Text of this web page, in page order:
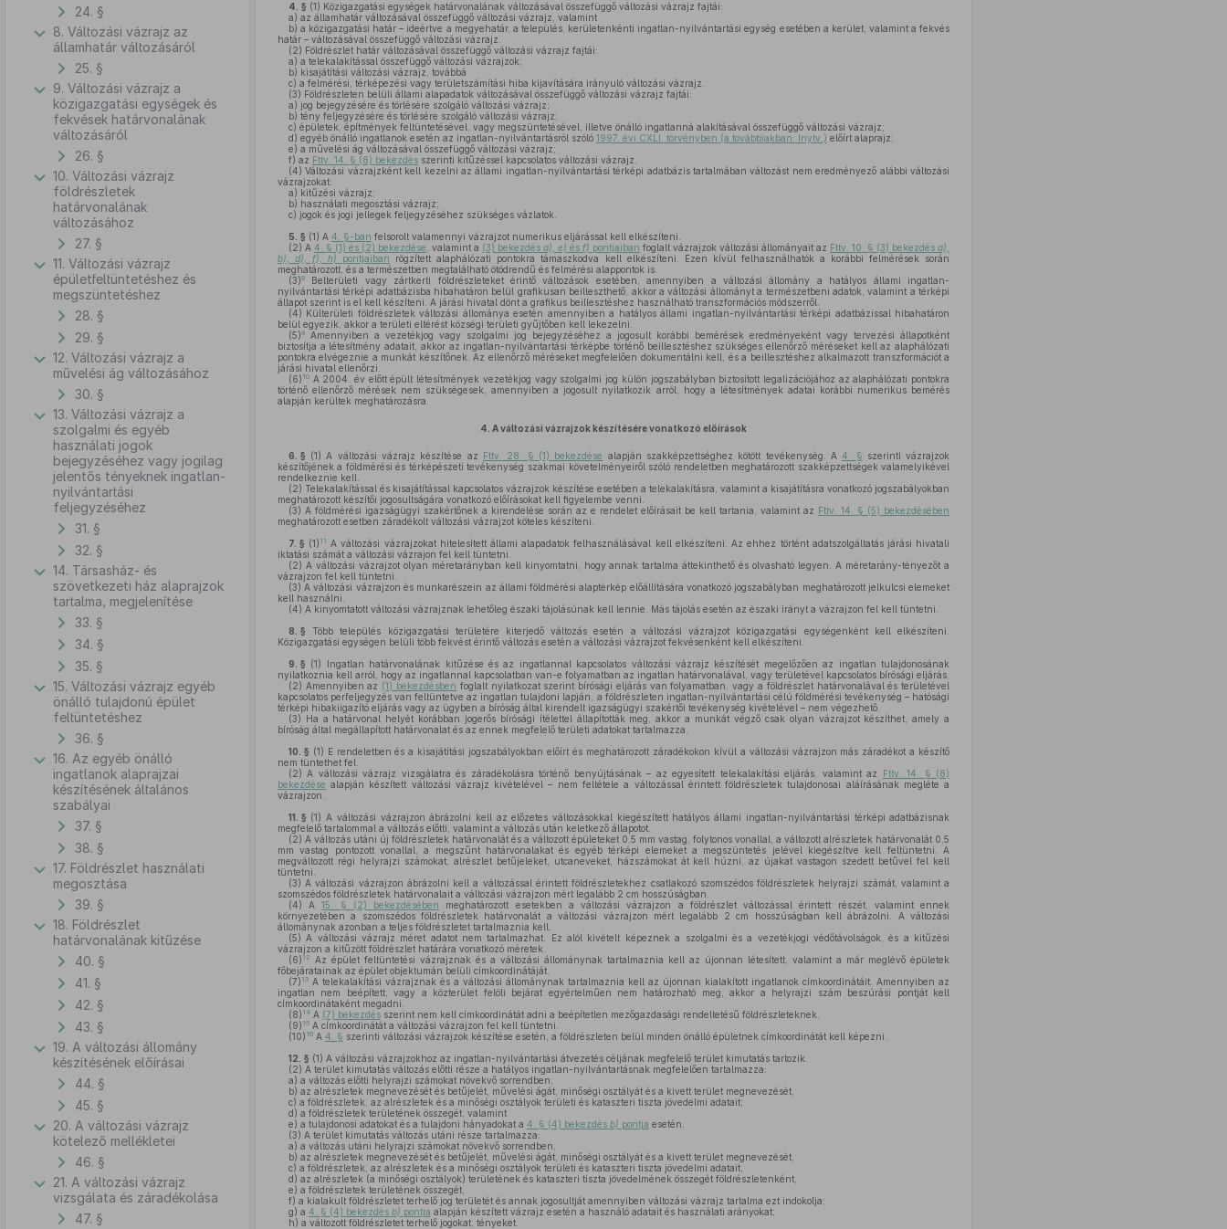
24. §
8. Változási vázrajz az
államhatár változásáról
25. §
9. Változási vázrajz a
közigazgatási egységek és
fekvések határvonalának
változásáról
26. §
10. Változási vázrajz
földrészletek
határvonalának
változásához
27. §
11. Változási vázrajz
épületfeltüntetéshez és
megszüntetéshez
28. §
29. §
12. Változási vázrajz a
művelési ág változásához
30. §
13. Változási vázrajz a
szolgalmi és egyéb
használati jogok
bejegyzéséhez vagy jogilag
jelentős tényeknek ingatlan-
nyilvántartási
feljegyzéséhez
31. §
32. §
14. Társasház- és
szövetkezeti ház alaprajzok
tartalma, megjelenítése
33. §
34. §
35. §
15. Változási vázrajz egyéb
önálló tulajdonú épület
feltüntetéshez
36. §
16. Az egyéb önálló
ingatlanok alaprajzai
készítésének általános
szabályai
37. §
38. §
17. Földrészlet használati
megosztása
39. §
18. Földrészlet
határvonalának kitűzése
40. §
41. §
42. §
43. §
19. A változási állomány
készítésének előírásai
44. §
45. §
20. A változási vázrajz
kötelező mellékletei
46. §
21. A változási vázrajz
vizsgálata és záradékolása
47. §
4. § (1) Közigazgatási egységek határvonalának változásával összefüggő változási vázrajz fajtái:
a) az államhatár változásával összefüggő változási vázrajz, valamint
b) a közigazgatási határ – ideértve a megyehatár, a település, kerületenkénti ingatlan-nyilvántartási egység esetében a kerület, valamint a fekvés
határ – változásával összefüggő változási vázrajz.
(2) Földrészlet határ változásával összefüggő változási vázrajz fajtái:
a) a telekalakítással összefüggő változási vázrajzok;
b) kisajátítási változási vázrajz, továbbá
c) a felmérési, térképezési vagy területszámítási hiba kijavítására irányuló változási vázrajz.
(3) Földrészleten belüli állami alapadatok változásával összefüggő változási vázrajz fajtái:
a) jog bejegyzésére és törlésére szolgáló változási vázrajz;
b) tény feljegyzésére és törlésére szolgáló változási vázrajz;
c) épületek, építmények feltüntetésével, vagy megszüntetésével, illetve önálló ingatlanná alakításával összefüggő változási vázrajz;
d) egyéb önálló ingatlanok esetén az ingatlan-nyilvántartásról szóló 1997. évi CXLI. törvényben (a továbbiakban: Inytv.) előírt alaprajz;
e) a művelési ág változásával összefüggő változási vázrajz;
f) az Fttv. 14. § (8) bekezdésszerinti kitűzéssel kapcsolatos változási vázrajz.
(4) Változási vázrajzként kell kezelni az állami ingatlan-nyilvántartási térképi adatbázis tartalmában változást nem eredményező alábbi változási
vázrajzokat:
a) kitűzési vázrajz;
b) használati megosztási vázrajz;
c) jogok és jogi jellegek feljegyzéséhez szükséges vázlatok.
5. § (1) A 4. §-ban felsorolt valamennyi vázrajzot numerikus eljárással kell elkészíteni.
(2) A 4. § (1) és (2) bekezdése , valamint a (3) bekezdés a), e) ésf) pontjaiban foglalt vázrajzok változási állományait az Fttv. 10. § (3) bekezdésa),
b), d), f), h) pontjaiban rögzített alaphálózati pontokra támaszkodva kell elkészíteni. Ezen kívül felhasználhatók a korábbi felmérések során
meghatározott, és a természetben megtalálható ötödrendű és felmérési alappontok is.
(3)8Belterületi vagy zártkerti földrészleteket érintő változások esetében, amennyiben a változási állomány a hatályos állami ingatlan-
nyilvántartási térképi adatbázisba hibahatáron belül grafikusan beilleszthető, akkor a változási állományt a természetbeni adatok, valamint a térképi
állapot szerint is el kell készíteni. A járási hivatal dönt a grafikus beillesztéshez használható transzformációs módszerről.
(4) Külterületi földrészletek változási állománya esetén amennyiben a hatályos állami ingatlan-nyilvántartási térképi adatbázissal hibahatáron
belül egyezik, akkor a területi eltérést községi területi gyűjtőben kell lekezelni.
(5)9Amennyiben a vezetékjog vagy szolgalmi jog bejegyzéséhez a jogosult korábbi bemérések eredményeként vagy tervezési állapotként
biztosítja a létesítmény adatait, akkor az ingatlan-nyilvántartási térképbe történő beillesztéshez szükséges ellenőrző méréseket kell az alaphálózati
pontokra elvégeznie a munkát készítőnek. Az ellenőrző méréseket megfelelően dokumentálni kell, és a beillesztéshez alkalmazott transzformációt a
járási hivatal ellenőrzi.
(6) 10A 2004. év előtt épült létesítmények vezetékjog vagy szolgalmi jog külön jogszabályban biztosított legalizációjához az alaphálózati pontokra
történő ellenőrző mérések nem szükségesek, amennyiben a jogosult nyilatkozik arról, hogy a létesítmények adatai korábbi numerikus bemérés
alapján kerültek meghatározásra.
4. A változási vázrajzok készítésére vonatkozó előírások
6. § (1) A változási vázrajz készítése az Fttv. 28. § (1) bekezdése alapján szakképzettséghez kötött tevékenység. A4. § szerinti vázrajzok
készítőjének a földmérési és térképészeti tevékenység szakmai követelményeiről szóló rendeletben meghatározott szakképzettségek valamelyikével
rendelkeznie kell.
(2) Telekalakítással és kisajátítással kapcsolatos vázrajzok készítése esetében a telekalakításra, valamint a kisajátításra vonatkozó jogszabályokban
meghatározott készítői jogosultságára vonatkozó előírásokat kell figyelembe venni.
(3) A földmérési igazságügyi szakértőnek a kirendelése során az e rendelet előírásait be kell tartania, valamint az Fttv. 14. § (5) bekezdésében
meghatározott esetben záradékolt változási vázrajzot köteles készíteni.
7. § (1) 11 A változási vázrajzokat hitelesített állami alapadatok felhasználásával kell elkészíteni. Az ehhez történt adatszolgáltatás járási hivatali
iktatási számát a változási vázrajon fel kell tüntetni.
(2) A változási vázrajzot olyan méretarányban kell kinyomtatni, hogy annak tartalma áttekinthető és olvasható legyen. A méretarány-tényezőt a
vázrajzon fel kell tüntetni.
(3) A változási vázrajzon és munkarészein az állami földmérési alaptérkép előállítására vonatkozó jogszabályban meghatározott jelkulcsi elemeket
kell használni.
(4) A kinyomtatott változási vázrajznak lehetőleg északi tájolásúnak kell lennie. Más tájolás esetén az északi irányt a vázrajzon fel kell tüntetni.
8. § Több település közigazgatási területére kiterjedő változás esetén a változási vázrajzot közigazgatási egységenként kell elkészíteni.
Közigazgatási egységen belüli több fekvést érintő változás esetén a változási vázrajzot fekvésenként kell elkészíteni.
9. § (1)
Ingatlan határvonalának kitűzése és az ingatlannal kapcsolatos változási vázrajz készítését megelőzően az ingatlan tulajdonosának
nyilatkoznia kell arról, hogy az ingatlannal kapcsolatban van-e folyamatban az ingatlan határvonalával, vagy területével kapcsolatos bírósági eljárás.
(2) Amennyiben az (1) bekezdésben foglalt nyilatkozat szerint bírósági eljárás van folyamatban, vagy a földrészlet határvonalával és területével
kapcsolatos perfeljegyzés van feltüntetve az ingatlan tulajdoni lapján, a földrészleten ingatlan-nyilvántartási célú földmérési tevékenység – hatósági
térképi hibakiigazító eljárás vagy az ügyben a bíróság által kirendelt igazságügyi szakértői tevékenység kivételével – nem végezhető.
(3) Ha a határvonal helyét korábban jogerős bírósági ítélettel állapították meg, akkor a munkát végző csak olyan vázrajzot készíthet, amely a
bíróság által megállapított határvonalat és az ennek megfelelő területi adatokat tartalmazza.
10. § (1) E rendeletben és a kisajátítási jogszabályokban előírt és meghatározott záradékokon kívül a változási vázrajzon más záradékot a készítő
nem tüntethet fel.
(2) A változási vázrajz vizsgálatra és záradékolásra történő benyújtásának – az egyesített telekalakítási eljárás, valamint az
Fttv. 14. § (8)
bekezdése alapján készített változási vázrajz kivételével – nem feltétele a változással érintett földrészletek tulajdonosai aláírásának megléte a
vázrajzon.
11. § (1) A változási vázrajzon ábrázolni kell az előzetes változásokkal kiegészített hatályos állami ingatlan-nyilvántartási térképi adatbázisnak
megfelelő tartalommal a változás előtti, valamint a változás után keletkező állapotot.
(2) A változás utáni új földrészletek határvonalát és a változott épületeket 0,5 mm vastag, folytonos vonallal, a változott alrészletek határvonalát 0,5
mm vastag pontozott vonallal, a megszűnt határvonalakat és egyéb térképi elemeket a megszüntetés jelével kiegészítve kell feltüntetni. A
megváltozott régi helyrajzi számokat, alrészlet betűjeleket, utcaneveket, házszámokat át kell húzni, az újakat vastagon szedett betűvel fel kell
tüntetni.
(3) A változási vázrajzon ábrázolni kell a változással érintett földrészletekhez csatlakozó szomszédos földrészletek helyrajzi számát, valamint a
szomszédos földrészletek határvonalait a változási vázrajzon mért legalább 2 cm hosszúságban.
(4) A15. § (2) bekezdésében meghatározott esetekben a változási vázrajzon a földrészlet változással érintett részét, valamint ennek
környezetében a szomszédos földrészletek határvonalát a változási vázrajzon mért legalább 2 cm hosszúságban kell ábrázolni. A változási
állománynak azonban a teljes földrészletet tartalmaznia kell.
(5) A változási vázrajz méret adatot nem tartalmazhat. Ez alól kivételt képeznek a szolgalmi és a vezetékjogi védőtávolságok, és a kitűzési
vázrajzon a kitűzött földrészlet határára vonatkozó méretek.
(6) 12
Az épület feltüntetési vázrajznak és a változási állománynak tartalmaznia kell az újonnan létesített, valamint a már meglévő épületek
főbejáratainak az épület objektumán belüli címkoordinátáját.
(7) 13A telekalakítási vázrajznak és a változási állománynak tartalmaznia kell az újonnan kialakított ingatlanok címkoordinátáit. Amennyiben az
ingatlan nem beépített, vagy a közterület felöli bejárat egyértelműen nem határozható meg, akkor a helyrajzi szám beszúrási pontját kell
címkoordinátaként megadni.
(8) 14A (7) bekezdésszerint nem kell címkoordinátát adni a beépítetlen mezőgazdasági rendeltetésű földrészleteknek.
(9) 15A címkoordinátát a változási vázrajzon fel kell tüntetni.
(10) 16A 4. § szerinti változási vázrajzok készítése esetén, a földrészleten belül minden önálló épületnek címkoordinátát kell képezni.
12. § (1) A változási vázrajzokhoz az ingatlan-nyilvántartási átvezetés céljának megfelelő terület kimutatás tartozik.
(2) A terület kimutatás változás előtti része a hatályos ingatlan-nyilvántartásnak megfelelően tartalmazza:
a) a változás előtti helyrajzi számokat növekvő sorrendben;
b) az alrészletek megnevezését és betűjelét, művelési ágát, minőségi osztályát és a kivett terület megnevezését,
c) a földrészletek, az alrészletek és a minőségi osztályok területi és kataszteri tiszta jövedelmi adatait;
d) a földrészletek területének összegét, valamint
e) a tulajdonosi adatokat és a tulajdoni hányadokat a 4. § (4) bekezdés b) pontja esetén.
(3) A terület kimutatás változás utáni része tartalmazza:
a) a változás utáni helyrajzi számokat növekvő sorrendben,
b) az alrészletek megnevezését és betűjelét, művelési ágát, minőségi osztályát és a kivett terület megnevezését,
c) a földrészletek, az alrészletek és a minőségi osztályok területi és kataszteri tiszta jövedelmi adatait,
d) az alrészletek (a minőségi osztályok) területének és kataszteri tiszta jövedelmének összegét földrészletenként,
e) a földrészletek területének összegét,
f) a kialakult földrészletet terhelő jog területét és annak jogosultját amennyiben változási vázrajz tartalma ezt indokolja;
g) a 4. § (4) bekezdés b) pontja alapján készített vázrajz esetén a használó adatait és használati arányokat;
h) a változott földrészletet terhelő jogokat, tényeket.